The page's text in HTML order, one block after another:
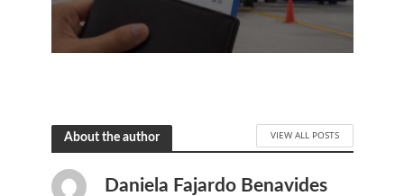
About the author VIEW ALL POSTS
Daniela Fajardo Benavides